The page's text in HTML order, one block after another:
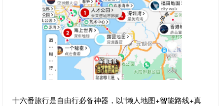
十六番旅行是自由行必备神器，以“懒人地图+智能路线+真